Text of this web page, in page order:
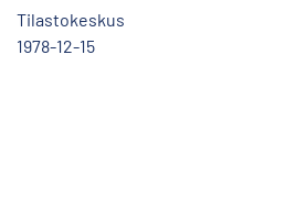
Tilastokeskus
1978-12-15